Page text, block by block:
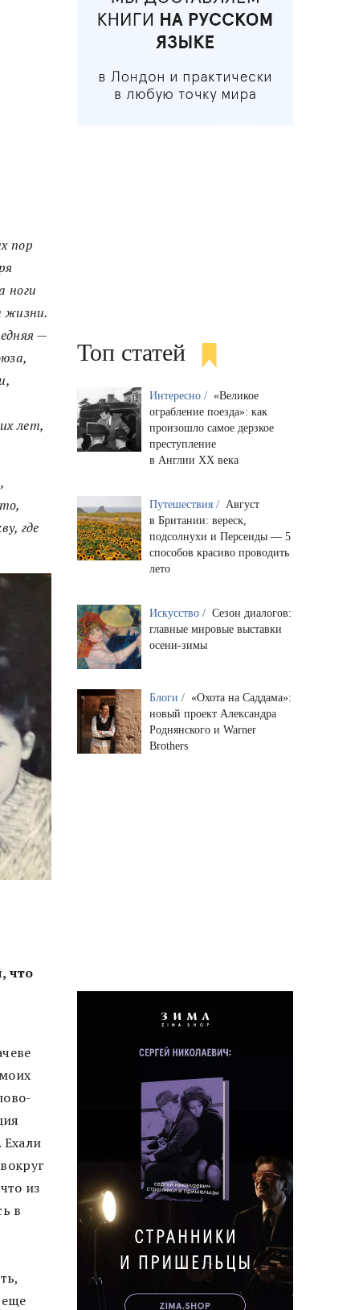
пор
ноги
жизни.
—
лет,
где
что
из
в
Топ статей
Интересно / «Великое
ограбление поезда»: как
произошло самое дерзкое
преступление
в Англии XX века
Путешествия / Август
в Британии: вереск,
подсолнухи и Персеиды — 5
способов красиво проводить
лето
Искусство / Сезон диалогов:
главные мировые выставки
осени-зимы
Блоги / «Охота на Саддама»:
новый проект Александра
Роднянского и Warner
Brothers